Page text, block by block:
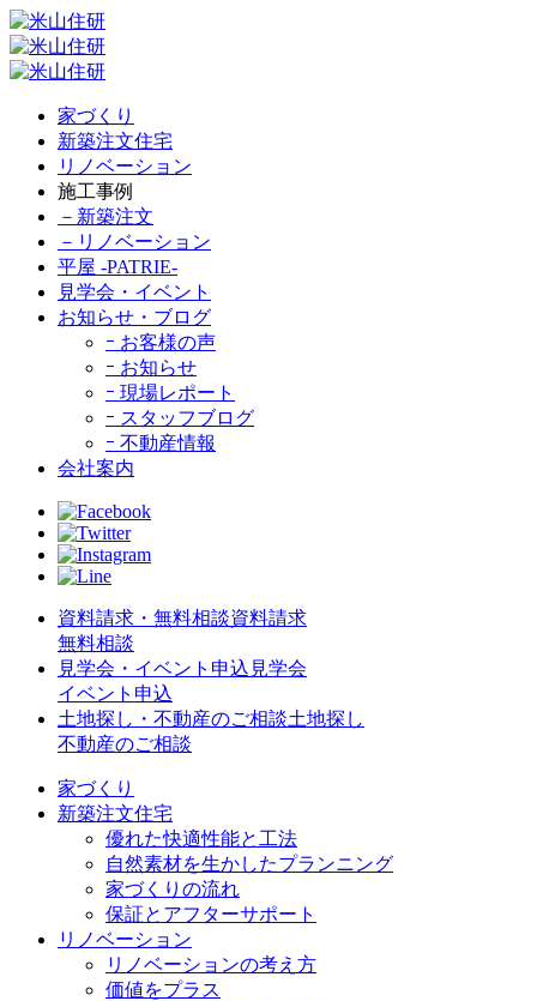
家づくり
新築注文住宅
リノベーション
施工事例
－新築注文
－リノベーション
平屋 -PATRIE-
見学会・イベント
お知らせ・ブログ
ｰ お客様の声
ｰ お知らせ
ｰ 現場レポート
ｰ スタッフブログ
ｰ 不動産情報
会社案内
資料請求・無料相談資料請求
無料相談
見学会・イベント申込 見学会
イベント申込
土地探し・不動産のご相談土地探し
不動産のご相談
家づくり
新築注文住宅
優れた快適性能と工法
自然素材を生かしたプランニング
家づくりの流れ
保証とアフターサポート
リノベーション
リノベーションの考え方
価値をプラス